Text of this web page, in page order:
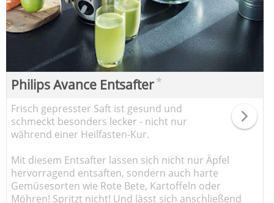
Philips Avance Entsafter*
Frisch gepresster Saft ist gesund und
schmeckt besonders lecker - nicht nur
während einer Heilfasten-Kur.
Mit diesem Entsafter lassen sich nicht nur Äpfel
hervorragend entsaften, sondern auch harte
Gemüsesorten wie Rote Bete, Kartoffeln oder
Möhren! Spritzt nicht! Und lässt sich anschließend